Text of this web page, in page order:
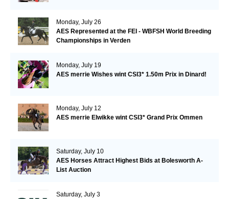
Monday, July 26
AES Represented at the FEI - WBFSH World Breeding
Championships in Verden
Monday, July 19
AES merrie Wishes wint CSI3* 1.50m Prix in Dinard!
Monday, July 12
AES merrie Elwikke wint CSI3* Grand Prix Ommen
Saturday, July 10
AES Horses Attract Highest Bids at Bolesworth A-
List Auction
Saturday, July 3